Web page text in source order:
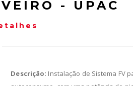
- UPAC
Descrição: Instalação de Sistema FV